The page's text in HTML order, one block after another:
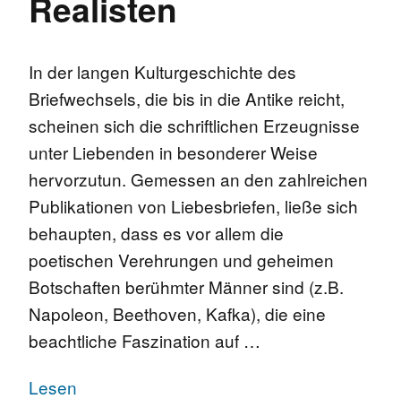
In der langen Kulturgeschichte des
Briefwechsels, die bis in die Antike reicht,
scheinen sich die schriftlichen Erzeugnisse
unter Liebenden in besonderer Weise
hervorzutun. Gemessen an den zahlreichen
Publikationen von Liebesbriefen, ließe sich
behaupten, dass es vor allem die
poetischen Verehrungen und geheimen
Botschaften berühmter Männer sind (z.B.
Napoleon, Beethoven, Kafka), die eine
beachtliche Faszination auf …
Lesen